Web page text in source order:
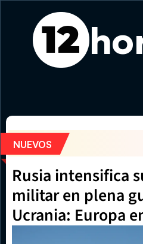
12
Feria Gastronómica de
NUEVOS
Rusia intensifica
militar en plena
Ucrania: Europa